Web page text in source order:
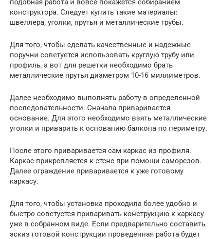
подобная работа и вовсе покажется собиранием
конструктора. Следует купить такие материалы:
швеллера, уголки, прутья и металлические трубы.
Для того, чтобы сделать качественные и надежные
поручни советуется использовать круглую трубу или
профиль, а вот для решетки необходимо брать
металлические прутья диаметром 10-16 миллиметров.
Далее необходимо выполнять работу в определенной
последовательности. Сначала приваривается
основание. Для этого необходимо взять металлические
уголки и приварить к основанию балкона по периметру.
После этого приваривается сам каркас из профиля.
Каркас прикрепляется к стене при помощи саморезов.
Далее ограждение приваривается к уже готовому
каркасу.
Для того, чтобы установка проходила более удобно и
быстро советуется приваривать конструкцию к каркасу
уже в собранном виде. Если предварительно составить
эскиз готовой конструкции проведенная работа будет